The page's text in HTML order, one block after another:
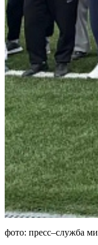
фото: пресс–служба